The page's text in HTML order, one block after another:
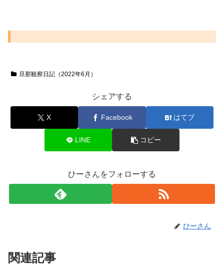
旦那観察日記（2022年6月）
シェアする
X Facebook はてブ
LINE コピー
ひーさんをフォローする
ひーさん
関連記事